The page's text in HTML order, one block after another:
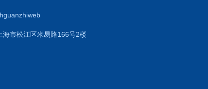
海市松江区米易路166号2楼